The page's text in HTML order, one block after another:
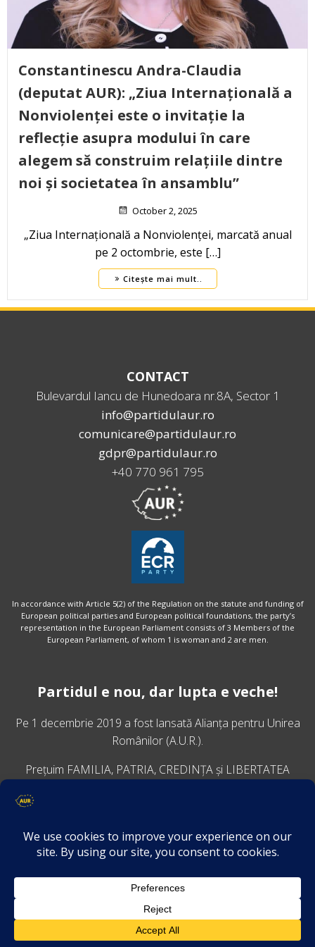
Constantinescu Andra-Claudia
(deputat AUR): „Ziua Internațională a
Nonviolenței este o invitație la
reflecție asupra modului în care
alegem să construim relațiile dintre
noi și societatea în ansamblu”
October 2, 2025
„Ziua Internațională a Nonviolenței, marcată anual
pe 2 octombrie, este […]
Citește mai mult..
CONTACT
Bulevardul Iancu de Hunedoara nr.8A, Sector 1
info@partidulaur.ro
comunicare@partidulaur.ro
gdpr@partidulaur.ro
+40 770 961 795
In accordance with Article 5(2) of the Regulation on the statute and funding of
European political parties and European political foundations, the party’s
representation in the European Parliament consists of 3 Members of the
European Parliament, of whom 1 is woman and 2 are men.
Partidul e nou, dar lupta e veche!
Pe 1 decembrie 2019 a fost lansatăAlianța pentru Unirea
Românilor (A.U.R.).
Prețuim FAMILIA, PATRIA, CREDINȚA și LIBERTATEA
VINO ALĂTURI DE NOI
Descarcă aplicația Platforma AUR
Termeni și condiții de confidențialitate
GDPR